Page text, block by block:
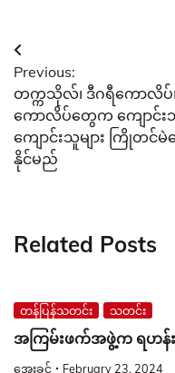
Post
navigation
Previous:
တက္ကသိုလ်၊ ဒီဂရီကောလိပ်၊
ကောလိပ်​တွေက ကျောင်း
ကျောင်းသူများ ကြိုတင်မဲ
နိုင်မည်
Related Posts
တန်ပြန်သတင်း သတင်း
အကြမ်းဖက်အဖွဲ့က ရဟန်း
အေးခင် February 23, 2024